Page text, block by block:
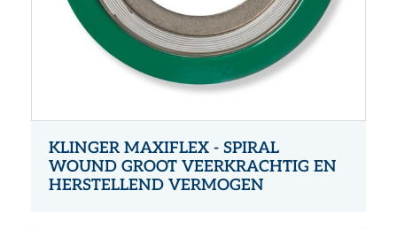
KLINGER MAXIFLEX - SPIRAL
WOUND GROOT VEERKRACHTIG EN
HERSTELLEND VERMOGEN